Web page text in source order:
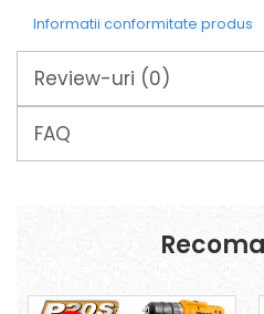
Mixere mortar
Pistoale de bătut cuie
Testere electrice
Aparate de Tăiat Gresie
Informatii conformitate produs
Review-uri (0)
FAQ